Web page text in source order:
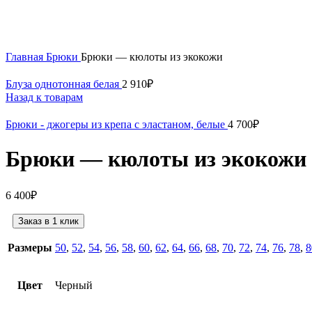
Главная Брюки Брюки — кюлоты из экокожи
Блуза однотонная белая 2 910₽
Назад к товарам
Брюки - джогеры из крепа с эластаном, белые 4 700₽
Брюки — кюлоты из экокожи
6 400₽
Заказ в 1 клик
Размеры 50, 52, 54, 56, 58, 60, 62, 64, 66, 68, 70, 72, 74, 76, 78,
Цвет Черный